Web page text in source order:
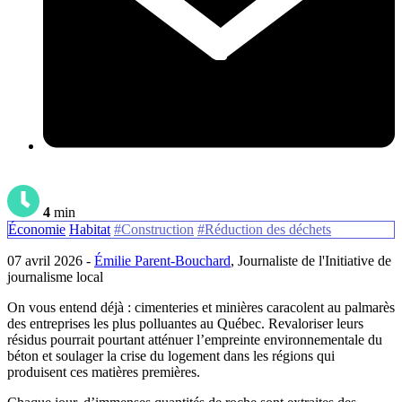
4 min
Économie Habitat #Construction #Réduction des déchets
07 avril 2026 - Émilie Parent-Bouchard, Journaliste de l'Initiative de
journalisme local
On vous entend déjà : cimenteries et minières caracolent au palmarès
des entreprises les plus polluantes au Québec. Revaloriser leurs
résidus pourrait pourtant atténuer l’empreinte environnementale du
béton et soulager la crise du logement dans les régions qui
produisent ces matières premières.